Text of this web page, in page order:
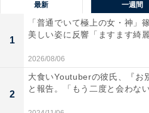
最新 一週間
1
「普通でいて極上の女・神」
美しい姿に反響「ますます綺
2026/08/06
2
大食いYoutuberの彼氏、『お
と報告。「もう二度と会わな